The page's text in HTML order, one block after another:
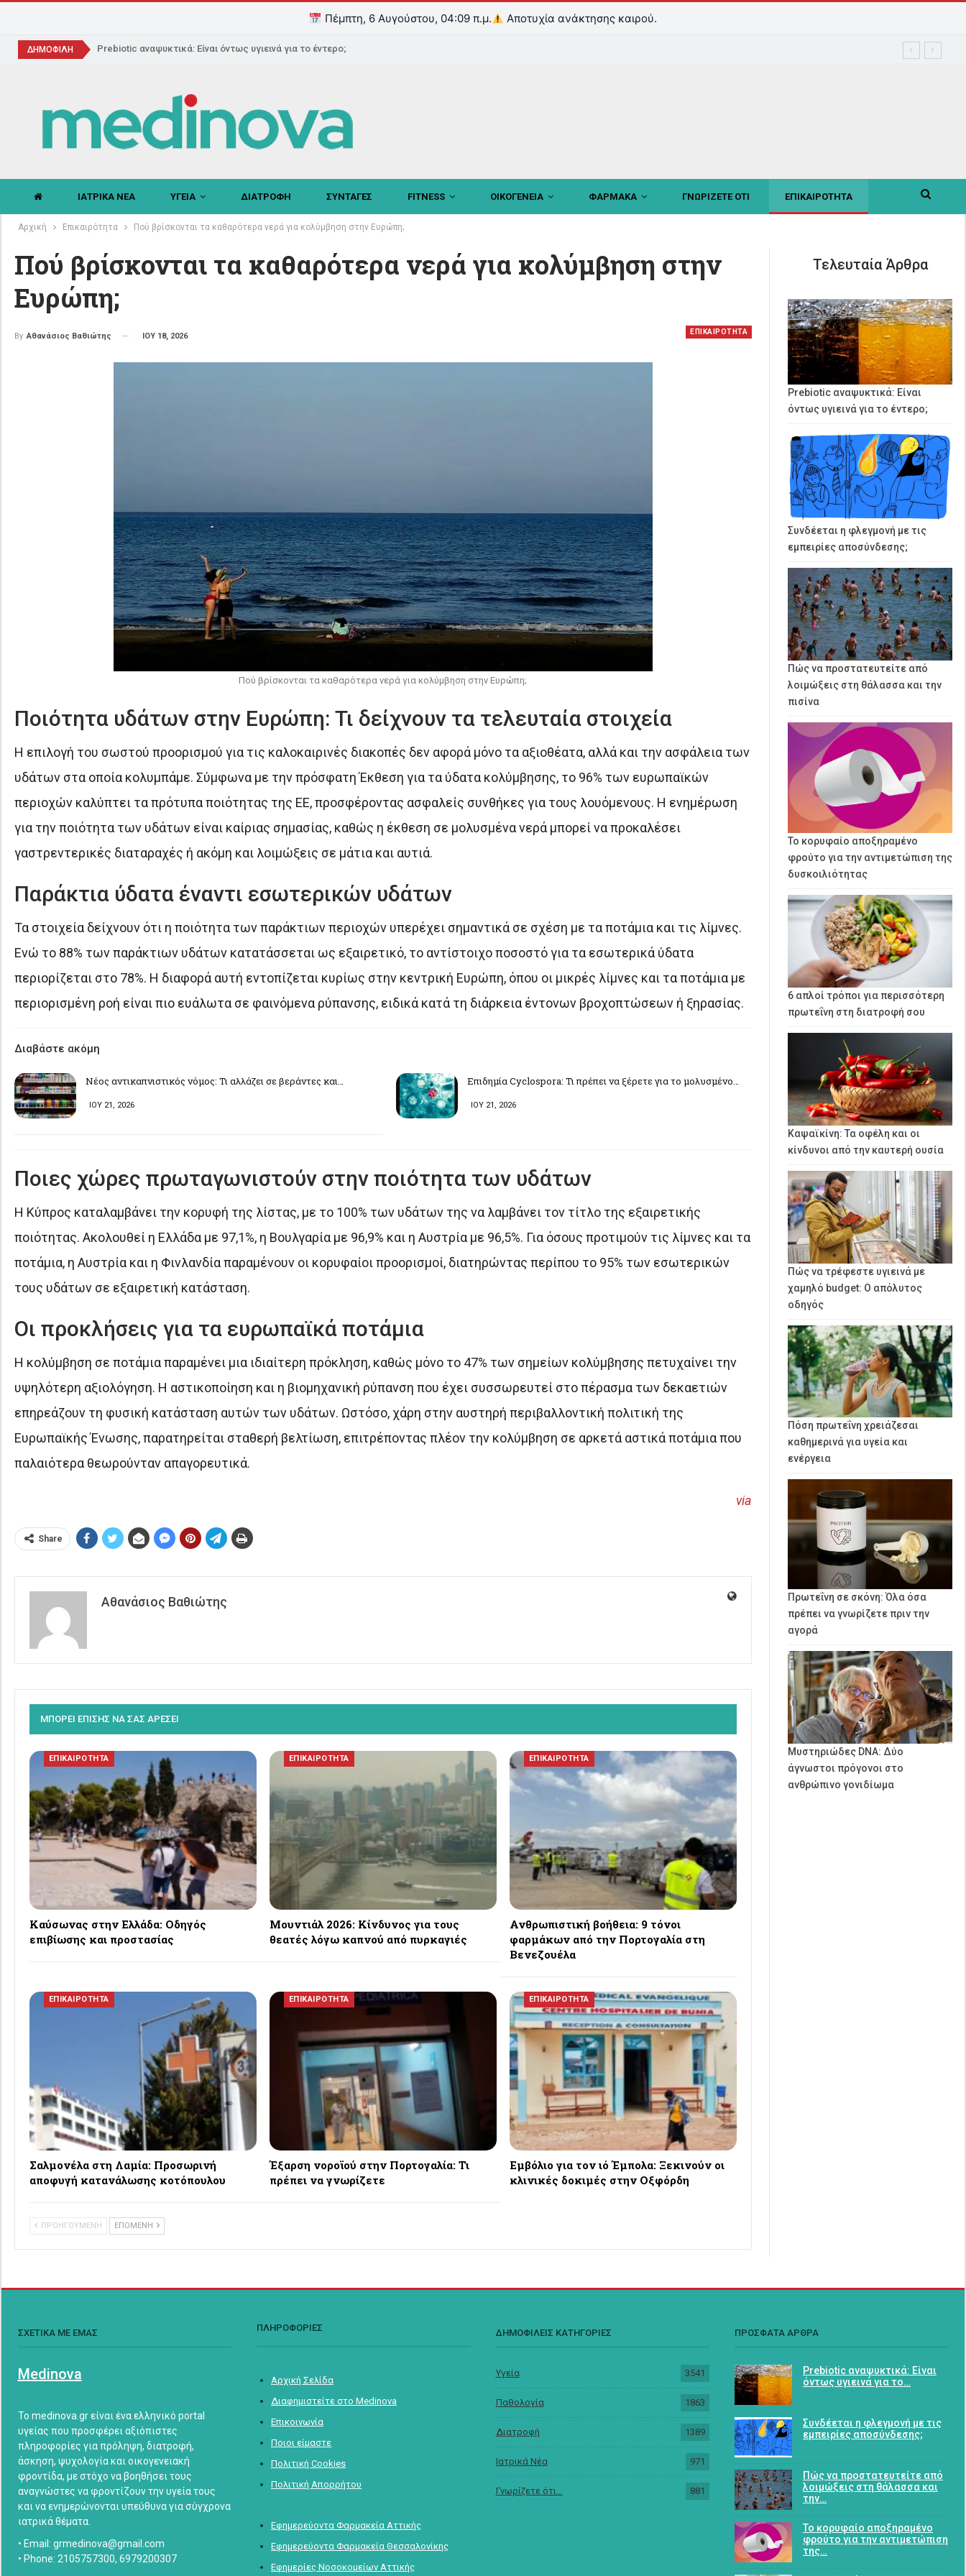
Πέμπτη, 6 Αυγούστου, 04:09 π.μ. Αποτυχία ανάκτησης καιρού.
ΔΗΜΟΦΙΛΗ Prebiotic αναψυκτικά: Είναι όντως υγιεινά για το έντερο;
ΙΑΤΡΙΚΑ ΝΕΑ ΥΓΕΙΑ ΔΙΑΤΡΟΦΗ ΣΥΝΤΑΓΕΣ FITNESS ΟΙΚΟΓΕΝΕΙΑ ΦΑΡΜΑΚΑ ΓΝΩΡΙΖΕΤΕ ΟΤΙ ΕΠΙΚΑΙΡΟΤΗΤΑ
Αρχική Επικαιρότητα Πού βρίσκονται τα καθαρότερα νερά για κολύμβηση στην Ευρώπη;
Πού βρίσκονται τα καθαρότερα νερά για κολύμβηση στην
Ευρώπη;
ΕΠΙΚΑΙΡΟΤΗΤΑ
By Αθανάσιος Βαθιώτης ΙΟΥ 18, 2026
Πού βρίσκονται τα καθαρότερα νερά για κολύμβηση στην Ευρώπη;
Ποιότητα υδάτων στην Ευρώπη: Τι δείχνουν τα τελευταία στοιχεία
Η επιλογή του σωστού προορισμού για τις καλοκαιρινές διακοπές δεν αφορά μόνο τα αξιοθέατα, αλλά και την ασφάλεια των
υδάτων στα οποία κολυμπάμε. Σύμφωνα με την πρόσφατη Έκθεση για τα ύδατα κολύμβησης, το 96% των ευρωπαϊκών
περιοχών καλύπτει τα πρότυπα ποιότητας της ΕΕ, προσφέροντας ασφαλείς συνθήκες για τους λουόμενους. Η ενημέρωση
για την ποιότητα των υδάτων είναι καίριας σημασίας, καθώς η έκθεση σε μολυσμένα νερά μπορεί να προκαλέσει
γαστρεντερικές διαταραχές ή ακόμη και λοιμώξεις σε μάτια και αυτιά.
Παράκτια ύδατα έναντι εσωτερικών υδάτων
Τα στοιχεία δείχνουν ότι η ποιότητα των παράκτιων περιοχών υπερέχει σημαντικά σε σχέση με τα ποτάμια και τις λίμνες.
Ενώ το 88% των παράκτιων υδάτων κατατάσσεται ως εξαιρετικό, το αντίστοιχο ποσοστό για τα εσωτερικά ύδατα
περιορίζεται στο 78%. Η διαφορά αυτή εντοπίζεται κυρίως στην κεντρική Ευρώπη, όπου οι μικρές λίμνες και τα ποτάμια με
περιορισμένη ροή είναι πιο ευάλωτα σε φαινόμενα ρύπανσης, ειδικά κατά τη διάρκεια έντονων βροχοπτώσεων ή ξηρασίας.
Διαβάστε ακόμη
Νέος αντικαπνιστικός νόμος: Τι αλλάζει σε βεράντες και…
ΙΟΥ 21, 2026
Επιδημία Cyclospora: Τι πρέπει να ξέρετε για το μολυσμένο…
ΙΟΥ 21, 2026
Ποιες χώρες πρωταγωνιστούν στην ποιότητα των υδάτων
Η Κύπρος καταλαμβάνει την κορυφή της λίστας, με το 100% των υδάτων της να λαμβάνει τον τίτλο της εξαιρετικής
ποιότητας. Ακολουθεί η Ελλάδα με 97,1%, η Βουλγαρία με 96,9% και η Αυστρία με 96,5%. Για όσους προτιμούν τις λίμνες και τα
ποτάμια, η Αυστρία και η Φινλανδία παραμένουν οι κορυφαίοι προορισμοί, διατηρώντας περίπου το 95% των εσωτερικών
τους υδάτων σε εξαιρετική κατάσταση.
Οι προκλήσεις για τα ευρωπαϊκά ποτάμια
Η κολύμβηση σε ποτάμια παραμένει μια ιδιαίτερη πρόκληση, καθώς μόνο το 47% των σημείων κολύμβησης πετυχαίνει την
υψηλότερη αξιολόγηση. Η αστικοποίηση και η βιομηχανική ρύπανση που έχει συσσωρευτεί στο πέρασμα των δεκαετιών
επηρεάζουν τη φυσική κατάσταση αυτών των υδάτων. Ωστόσο, χάρη στην αυστηρή περιβαλλοντική πολιτική της
Ευρωπαϊκής Ένωσης, παρατηρείται σταθερή βελτίωση, επιτρέποντας πλέον την κολύμβηση σε αρκετά αστικά ποτάμια που
παλαιότερα θεωρούνταν απαγορευτικά.
via
Share
Αθανάσιος Βαθιώτης
ΜΠΟΡΕΙ ΕΠΙΣΗΣ ΝΑ ΣΑΣ ΑΡΕΣΕΙ
ΕΠΙΚΑΙΡΟΤΗΤΑ
Καύσωνας στην Ελλάδα: Οδηγός
επιβίωσης και προστασίας
ΕΠΙΚΑΙΡΟΤΗΤΑ
Μουντιάλ 2026: Κίνδυνος για τους
θεατές λόγω καπνού από πυρκαγιές
ΕΠΙΚΑΙΡΟΤΗΤΑ
Ανθρωπιστική βοήθεια: 9 τόνοι
φαρμάκων από την Πορτογαλία στη
Βενεζουέλα
ΕΠΙΚΑΙΡΟΤΗΤΑ
Σαλμονέλα στη Λαμία: Προσωρινή
αποφυγή κατανάλωσης κοτόπουλου
ΕΠΙΚΑΙΡΟΤΗΤΑ
Έξαρση νοροϊού στην Πορτογαλία: Τι
πρέπει να γνωρίζετε
ΕΠΙΚΑΙΡΟΤΗΤΑ
Εμβόλιο για τον ιό Έμπολα: Ξεκινούν οι
κλινικές δοκιμές στην Οξφόρδη
ΠΡΟΗΓΟΥΜΕΝΗ ΕΠΟΜΕΝΗ
Τελευταία Άρθρα
Prebiotic αναψυκτικά: Είναι
όντως υγιεινά για το έντερο;
Συνδέεται η φλεγμονή με τις
εμπειρίες αποσύνδεσης;
Πώς να προστατευτείτε από
λοιμώξεις στη θάλασσα και την
πισίνα
Το κορυφαίο αποξηραμένο
φρούτο για την αντιμετώπιση της
δυσκοιλιότητας
6 απλοί τρόποι για περισσότερη
πρωτεΐνη στη διατροφή σου
Καψαϊκίνη: Τα οφέλη και οι
κίνδυνοι από την καυτερή ουσία
Πώς να τρέφεστε υγιεινά με
χαμηλό budget: Ο απόλυτος
οδηγός
Πόση πρωτεΐνη χρειάζεσαι
καθημερινά για υγεία και
ενέργεια
Πρωτεΐνη σε σκόνη: Όλα όσα
πρέπει να γνωρίζετε πριν την
αγορά
Μυστηριώδες DNA: Δύο
άγνωστοι πρόγονοι στο
ανθρώπινο γονιδίωμα
ΣΧΕΤΙΚΑ ΜΕ ΕΜΑΣ
Medinova
Το medinova.gr είναι ένα ελληνικό portal
υγείας που προσφέρει αξιόπιστες
πληροφορίες για πρόληψη, διατροφή,
άσκηση, ψυχολογία και οικογενειακή
φροντίδα, με στόχο να βοηθήσει τους
αναγνώστες να φροντίζουν την υγεία τους
και να ενημερώνονται υπεύθυνα για σύγχρονα
ιατρικά θέματα.
• Email: grmedinova@gmail.com
• Phone: 2105757300, 6979200307
ΠΛΗΡΟΦΟΡΙΕΣ
Αρχική Σελίδα
Διαφημιστείτε στο Medinova
Επικοινωνία
Ποιοι είμαστε
Πολιτική Cookies
Πολιτική Απορρήτου
Εφημερεύοντα Φαρμακεία Αττικής
Εφημερεύοντα Φαρμακεία Θεσσαλονίκης
Εφημερίες Νοσοκομείων Αττικής
ΔΗΜΟΦΙΛΕΙΣ ΚΑΤΗΓΟΡΙΕΣ
Υγεία 3541
Παθολογία 1863
Διατροφή 1389
Ιατρικά Νέα 971
Γνωρίζετε ότι... 881
ΠΡΟΣΦΑΤΑ ΑΡΘΡΑ
Prebiotic αναψυκτικά: Είναι
όντως υγιεινά για το…
Συνδέεται η φλεγμονή με τις
εμπειρίες αποσύνδεσης;
Πώς να προστατευτείτε από
λοιμώξεις στη θάλασσα και
την…
Το κορυφαίο αποξηραμένο
φρούτο για την αντιμετώπιση
της…